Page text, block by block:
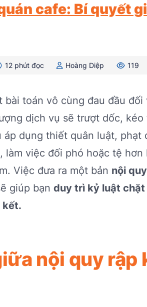
cafe: Bí quyết
12 phút đọc Hoàng Diệp 119
bài toán vô cùng đau đầu
dịch vụ sẽ trượt dốc,
áp dụng thiết quân luật, phạt
làm việc đối phó hoặc tệ
Việc đưa ra một bản nội
giúp bạn duy trì kỷ luật
kết.
nội quy rập